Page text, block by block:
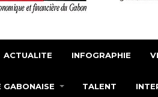
ACTUALITE INFOGRAPHIE
GABONAISE TALENT